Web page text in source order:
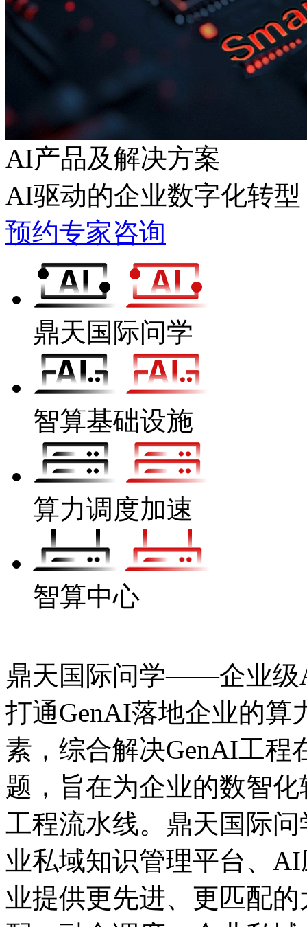
AI产品及解决方案
AI驱动的企业数字化转型
预约专家咨询
鼎天国际问学
智算基础设施
算力调度加速
智算中心
鼎天国际问学——企业级
打通GenAI落地企业的算力
素，综合解决GenAI工程在
题，旨在为企业的数
工程流水线。鼎天国际问
业私域知识管理平台、
业提供更先进、更匹配